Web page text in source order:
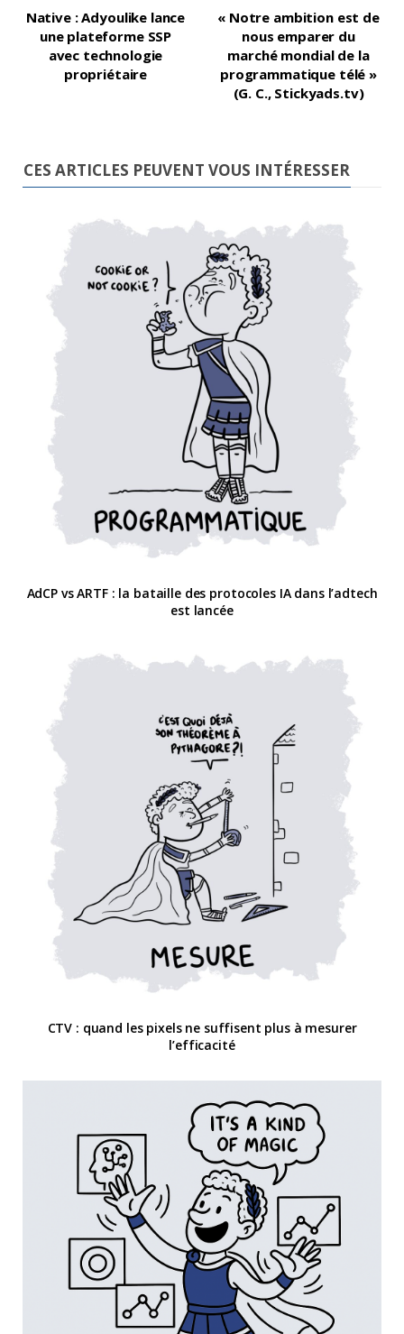
Native : Adyoulike lance
une plateforme SSP
avec technologie
propriétaire
« Notre ambition est de
nous emparer du
marché mondial de la
programmatique télé »
(G. C., Stickyads.tv)
CES ARTICLES PEUVENT VOUS INTÉRESSER
AdCP vs ARTF : la bataille des protocoles IA dans l’adtech
est lancée
CTV : quand les pixels ne suffisent plus à mesurer
l’efficacité